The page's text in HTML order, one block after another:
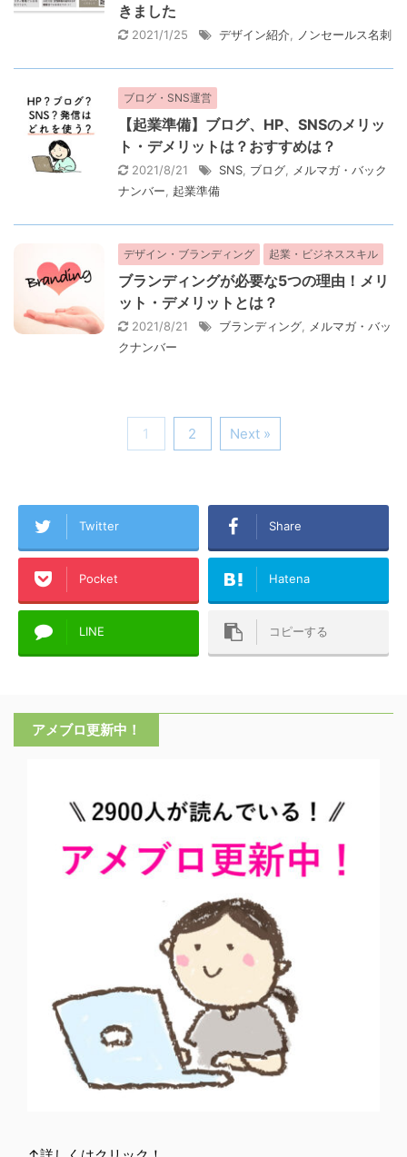
きました
2021/1/25 デザイン紹介 ノンセールス名刺
ブログ・SNS運営
【起業準備】ブログ、HP、SNSのメリッ
ト・デメリットは？おすすめは？
2021/8/21 SNS ブログ
メルマガ・バック
ナンバー
起業準備
デザイン・ブランディング 起業・ビジネススキル
ブランディングが必要な5つの理由！メリ
ット・デメリットとは？
2021/8/21 ブランディング
メルマガ・バッ
クナンバー
1 2 Next »
Twitter Share
Pocket Hatena
LINE コピーする
アメブロ更新中！